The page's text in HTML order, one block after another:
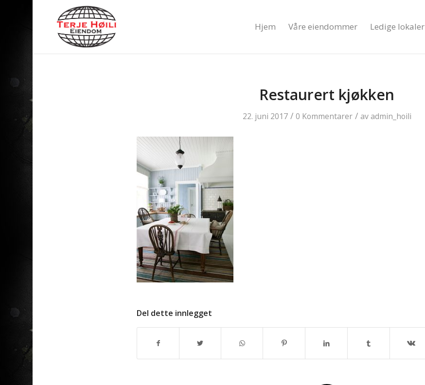
Hjem Våre eiendommer Ledige lokaler
Restaurert kjøkken
22. juni 2017 / 0 Kommentarer / avadmin_hoili
Del dette innlegget